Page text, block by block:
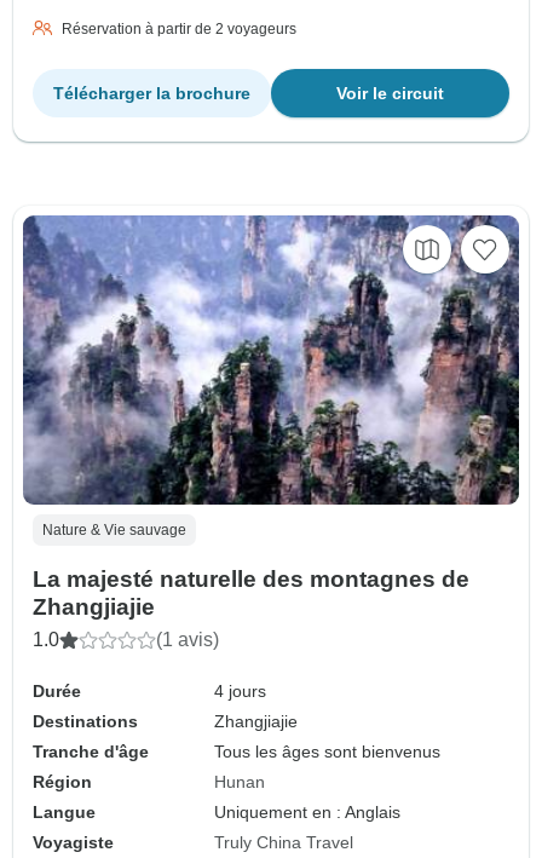
Réservation à partir de 2 voyageurs
Voir le circuit
Télécharger la brochure
Nature & Vie sauvage
La majesté naturelle des montagnes de
Zhangjiajie
1.0 (1 avis)
Durée
4 jours
Destinations
Zhangjiajie
Tranche d'âge
Tous les âges sont bienvenus
Région
Hunan
Langue
Uniquement en : Anglais
Voyagiste
Truly China Travel